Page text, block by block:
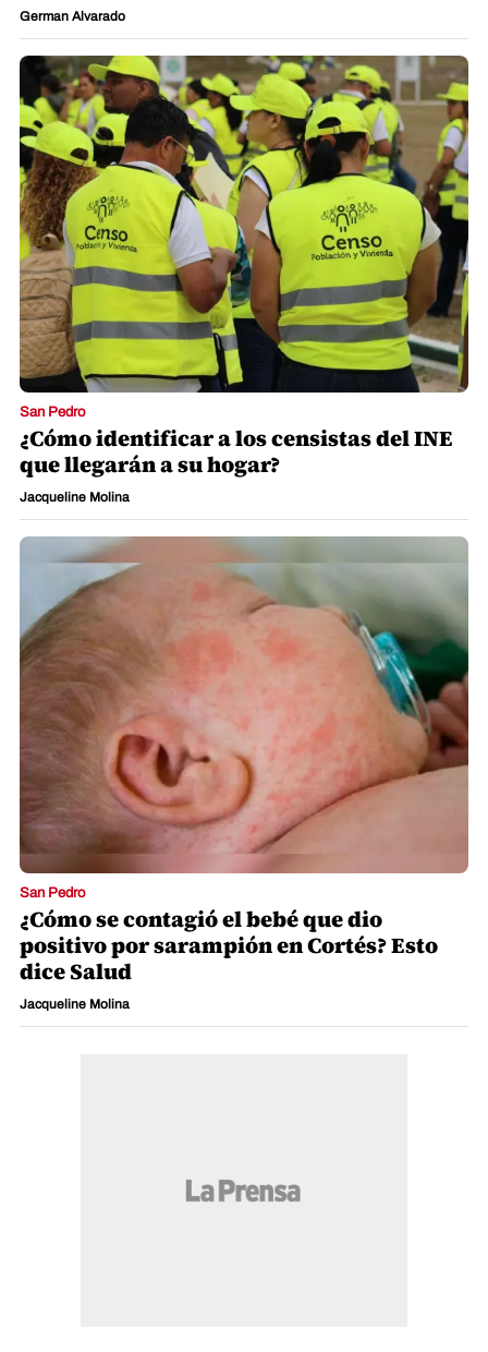
German Alvarado
San Pedro
¿Cómo identificar a los censistas del INE
que llegarán a su hogar?
Jacqueline Molina
San Pedro
¿Cómo se contagió el bebé que dio
positivo por sarampión en Cortés? Esto
dice Salud
Jacqueline Molina